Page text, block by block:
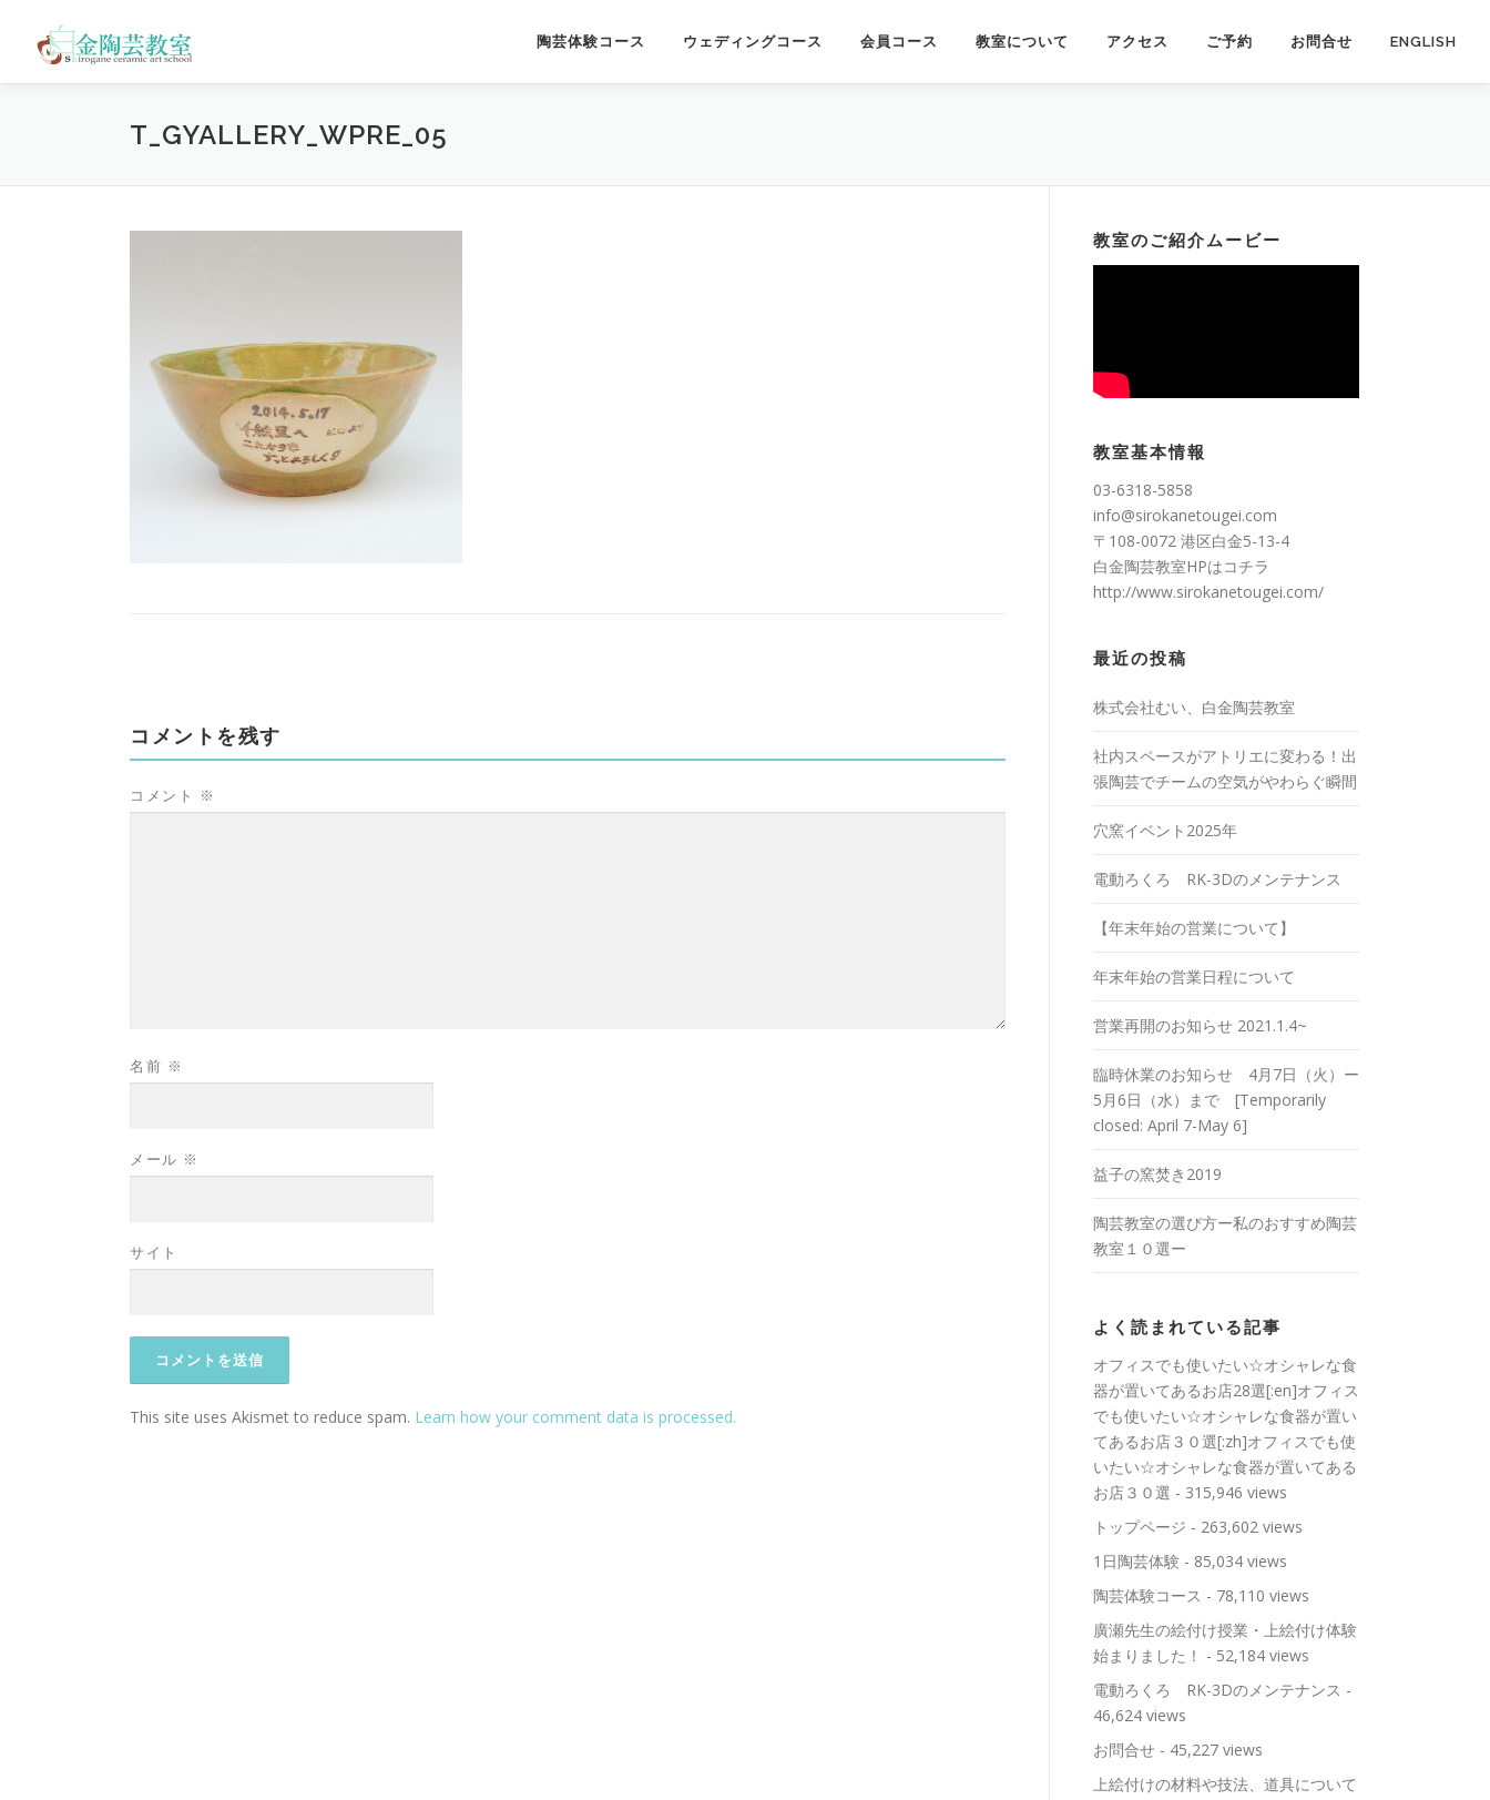
ン
陶芸体験コース ウェディングコース 会員コース 教室について アクセス ご予約 お問合せ ENGLISH
T_GYALLERY_WPRE_05
コメントを残す
コメント ※
名前 ※
メール ※
サイト
This site uses Akismet to reduce spam. Learn how your comment data is processed.
教室のご紹介ムービー
教室基本情報
03-6318-5858
info@sirokanetougei.com
〒108-0072 港区白金5-13-4
白金陶芸教室HPはコチラ
http://www.sirokanetougei.com/
最近の投稿
株式会社むい、白金陶芸教室
社内スペースがアトリエに変わる！出
張陶芸でチームの空気がやわらぐ瞬間
穴窯イベント2025年
電動ろくろ RK-3Dのメンテナンス
【年末年始の営業について】
年末年始の営業日程について
営業再開のお知らせ 2021.1.4~
臨時休業のお知らせ 4月7日（火）ー
5月6日（水）まで [Temporarily
closed: April 7-May 6]
益子の窯焚き2019
陶芸教室の選び方ー私のおすすめ陶芸
教室１０選ー
よく読まれている記事
オフィスでも使いたい☆オシャレな食
器が置いてあるお店28選[:en]オフィス
でも使いたい☆オシャレな食器が置い
てあるお店３０選[:zh]オフィスでも使
いたい☆オシャレな食器が置いてある
お店３０選 - 315,946 views
トップページ - 263,602 views
1日陶芸体験 - 85,034 views
陶芸体験コース - 78,110 views
廣瀬先生の絵付け授業・上絵付け体験
始まりました！ - 52,184 views
電動ろくろ RK-3Dのメンテナンス -
46,624 views
お問合せ - 45,227 views
上絵付けの材料や技法、道具について